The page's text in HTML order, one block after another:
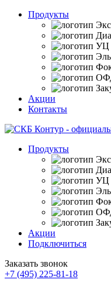
Продукты
Акции
Контакты
Продукты
Акции
Подключиться
Заказать звонок
+7 (495) 225-81-18